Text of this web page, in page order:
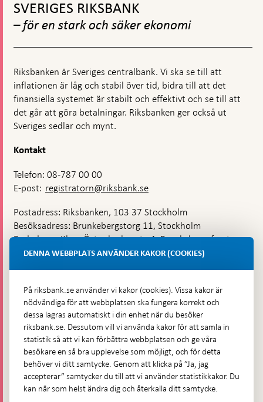
toppnavigation
SVERIGES RIKSBANK
– för en stark och säker ekonomi
Riksbanken är Sveriges centralbank. Vi ska se till att
inflationen är låg och stabil över tid, bidra till att det
finansiella systemet är stabilt och effektivt och se till att
det går att göra betalningar. Riksbanken ger också ut
Sveriges sedlar och mynt.
Kontakt
Telefon: 08-787 00 00
E-post: registratorn@riksbank.se
Postadress: Riksbanken, 103 37 Stockholm
Besöksadress: Brunkebergstorg 11, Stockholm
Budadress: Klara Östra kyrkogata 4, Brunkebergsfaret,
Lastplats 6
Hitta direkt
Frågor och svar-
Öppnas
i
ny
flik
Till Riksbankens webbarkiv-
Öppnas
i
ny
Presskontakt
Integritetspolicy
DENNA WEBBPLATS ANVÄNDER KAKOR (COOKIES)
På riksbank.se använder vi kakor (cookies). Vissa kakor är
nödvändiga för att webbplatsen ska fungera korrekt och
dessa lagras automatiskt i din enhet när du besöker
riksbank.se. Dessutom vill vi använda kakor för att samla in
statistik så att vi kan förbättra webbplatsen och ge våra
besökare en så bra upplevelse som möjligt, och för detta
behöver vi ditt samtycke. Genom att klicka på ”Ja, jag
accepterar” samtycker du till att vi använder statistikkakor. Du
kan när som helst ändra dig och återkalla ditt samtycke.